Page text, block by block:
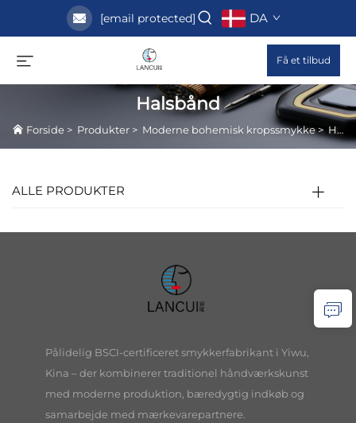
[email protected] DA
Få et tilbud
Halsbånd
Forside > Produkter > Moderne bohemisk kropssmykke> Halsbånd
ALLE PRODUKTER
Pålidelig BSCI-certificeret smykkerfabrikant i Yiwu,
Kina – der kombinerer traditionel håndværkskunst
med moderne produktion, bæredygtig indkøb og
samarbejde med mærkevarepartnere.